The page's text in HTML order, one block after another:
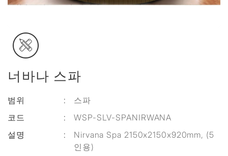
너바나 스파
범위 :
스파
코드
:
WSP-SLV-SPANIRWANA
설명
:
Nirvana Spa 2150x2150x920mm, (5
인용)